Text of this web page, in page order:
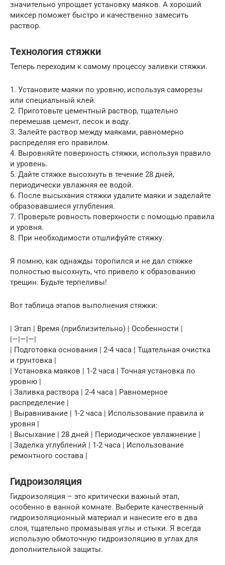
значительно упрощает установку маяков. А хороший
миксер поможет быстро и качественно замесить
раствор.
Технология стяжки
Теперь переходим к самому процессу заливки стяжки.
1. Установите маяки по уровню, используя саморезы
или специальный клей.
2. Приготовьте цементный раствор, тщательно
перемешав цемент, песок и воду.
3. Залейте раствор между маяками, равномерно
распределяя его правилом.
4. Выровняйте поверхность стяжки, используя правило
и уровень.
5. Дайте стяжке высохнуть в течение 28 дней,
периодически увлажняя ее водой.
6. После высыхания стяжки удалите маяки и заделайте
образовавшиеся углубления.
7. Проверьте ровность поверхности с помощью правила
и уровня.
8. При необходимости отшлифуйте стяжку.
Я помню, как однажды торопился и не дал стяжке
полностью высохнуть, что привело к образованию
трещин. Будьте терпеливы!
Вот таблица этапов выполнения стяжки:
| Этап | Время (приблизительно) | Особенности |
|—|—|—|
| Подготовка основания | 2-4 часа | Тщательная очистка
и грунтовка |
| Установка маяков | 1-2 часа | Точная установка по
уровню |
| Заливка раствора | 2-4 часа | Равномерное
распределение |
| Выравнивание | 1-2 часа | Использование правила и
уровня |
| Высыхание | 28 дней | Периодическое увлажнение |
| Заделка углублений | 1-2 часа | Использование
ремонтного состава |
Гидроизоляция
Гидроизоляция – это критически важный этап,
особенно в ванной комнате. Выберите качественный
гидроизоляционный материал и нанесите его в два
слоя, тщательно промазывая углы и стыки. Я всегда
использую обмоточную гидроизоляцию в углах для
дополнительной защиты.